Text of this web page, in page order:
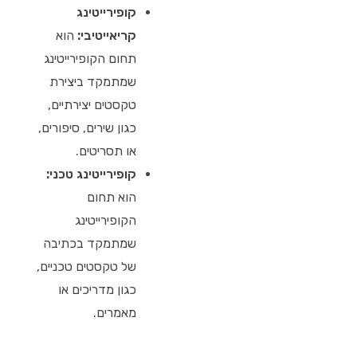
קופירייטינג
קריאייטיבי: הוא
תחום הקופירייטינג
שמתמקד ביצירת
טקסטים יצירתיים,
כגון שירים, סיפורים,
או תסריטים.
קופירייטינג טכני:
הוא תחום
הקופירייטינג
שמתמקד בכתיבה
של טקסטים טכניים,
כגון מדריכים או
מאמרים.